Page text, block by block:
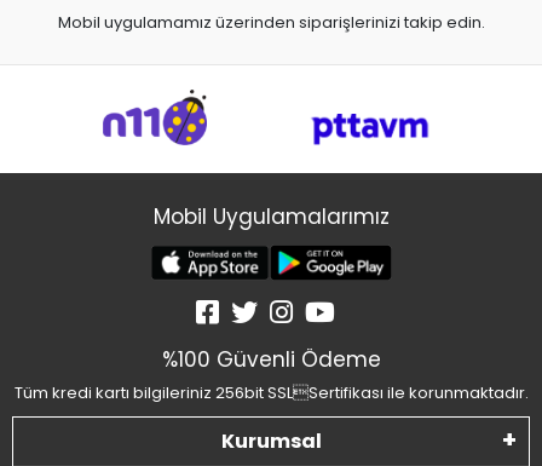
Mobil uygulamamız üzerinden siparişlerinizi takip edin.
Mobil Uygulamalarımız
%100 Güvenli Ödeme
Tüm kredi kartı bilgileriniz 256bit SSLSertifikası ile korunmaktadır.
Kurumsal